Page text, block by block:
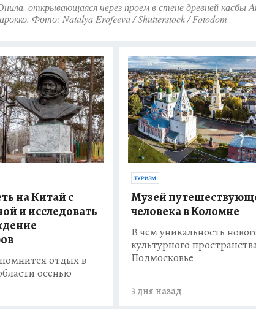
открывающаяся через проем в стене древней касбы
Фото: Natalya Erofeeva / Shutterstock / Fotodom
на Китай с
и исследовать
отдых в
осенью
ТУРИЗМ
Музей
человека в Коломне
В чем уникальность
культурного
Подмосковье
3 дня назад